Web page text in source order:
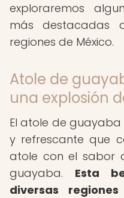
exploraremos
más destacadas
regiones de México.
Atole de
una explosión
El atole de guayaba
y refrescante que
atole con el sabor
guayaba. Esta
diversas